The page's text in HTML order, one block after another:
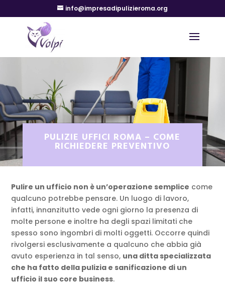
info@impresadipulizieroma.org
PULIZIE UFFICI ROMA – COME
RICHIEDERE PREVENTIVO
Pulire un ufficio non è un’operazione semplice come
qualcuno potrebbe pensare. Un luogo di lavoro,
infatti, innanzitutto vede ogni giorno la presenza di
molte persone e inoltre ha degli spazi limitati che
spesso sono ingombri di molti oggetti. Occorre quindi
rivolgersi esclusivamente a qualcuno che abbia già
avuto esperienza in tal senso, una ditta specializzata
che ha fatto della pulizia e sanificazione di un
ufficio il suo core business.